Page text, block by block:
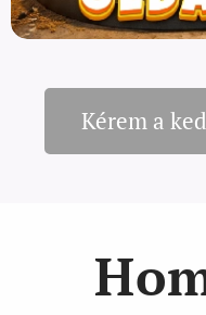
Kérem a